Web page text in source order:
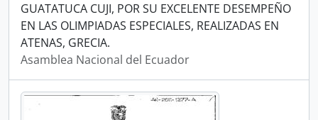
GUATATUCA CUJI, POR SU EXCELENTE DESEMPEÑO
EN LAS OLIMPIADAS ESPECIALES, REALIZADAS EN
ATENAS, GRECIA.
Asamblea Nacional del Ecuador